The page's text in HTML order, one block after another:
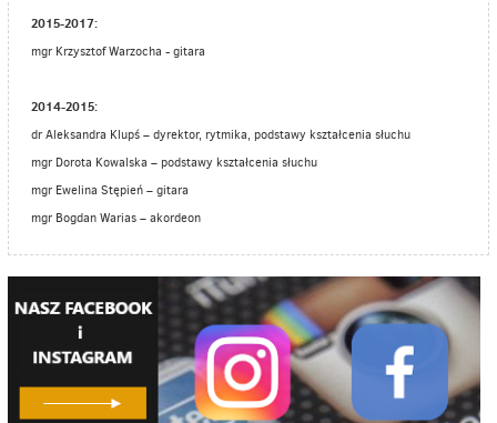
2015-2017:
mgr Krzysztof Warzocha - gitara
2014-2015:
dr Aleksandra Klupś – dyrektor, rytmika, podstawy kształcenia słuchu
mgr Dorota Kowalska – podstawy kształcenia słuchu
mgr Ewelina Stępień – gitara
mgr Bogdan Warias – akordeon